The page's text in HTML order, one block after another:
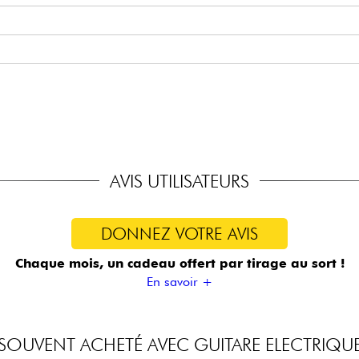
Humbucker
push/pull)
Bridge (2-Point Tremolo Type)
AVIS UTILISATEURS
DONNEZ VOTRE AVIS
Chaque mois, un cadeau offert par tirage au sort !
En savoir +
ACHETÉ AVEC GUITARE